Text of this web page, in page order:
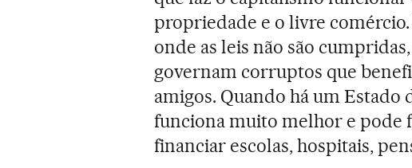
propriedade e o livre
onde as leis não são
governam corruptos que
amigos. Quando há um
funciona muito melhor e pode
financiar escolas, hospitais,